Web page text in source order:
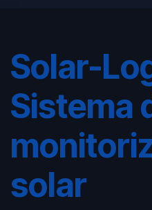
Solar-
Sistema
solar